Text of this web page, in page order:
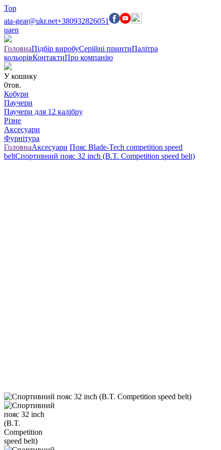
Top
ata-gear@ukr.net+380932826051
uaen
ГоловнаПідбір виробуСерійні принтиПалітра
кольорівКонтактиПро компанію
У кошику
0тов.
Кобури
Паучери
Паучери для 12 калібру
Різне
Аксесуари
Фурнітура
ГоловнаАксесуари Пояс Blade-Tech competition speed
beltСпортивний пояс 32 inch (B.T. Competition speed belt)